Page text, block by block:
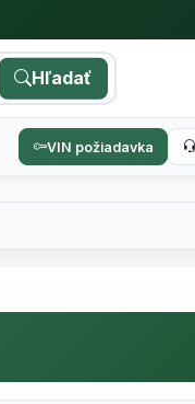
Hľadať
VIN požiadavka